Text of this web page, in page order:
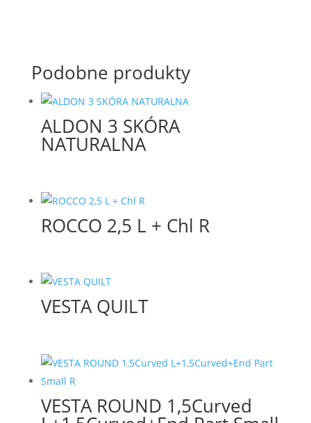
Podobne produkty
ALDON 3 SKÓRA
NATURALNA
ROCCO 2,5 L + Chl R
VESTA QUILT
VESTA ROUND 1,5Curved